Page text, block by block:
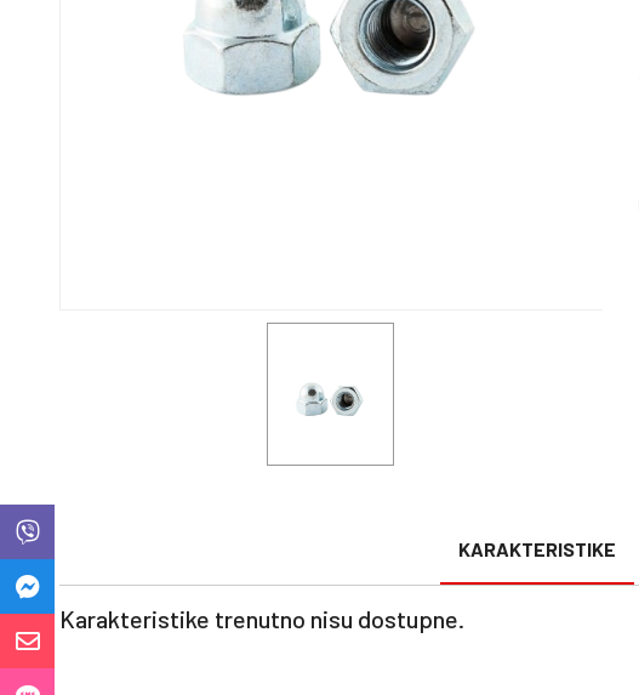
KARAKTERISTIKE
Karakteristike trenutno nisu dostupne.